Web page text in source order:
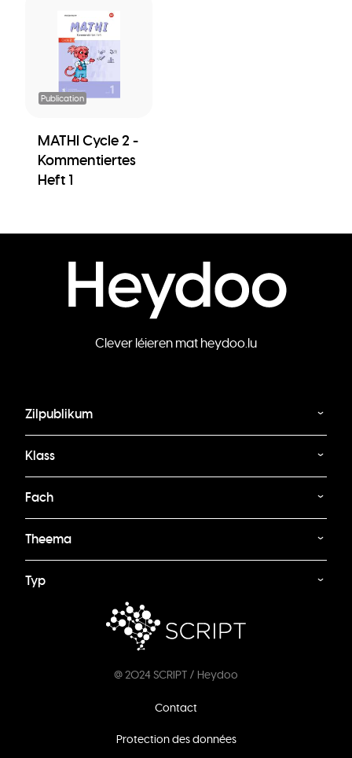
Publication
MATHI Cycle 2 -
Kommentiertes
Heft 1
Clever léieren mat heydoo.lu
Zilpublikum
Klass
Fach
Theema
Typ
@ 2024 SCRIPT / Heydoo
Contact
Protection des données